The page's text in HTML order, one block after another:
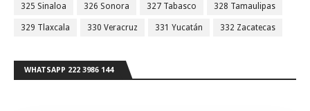
325 Sinaloa 326 Sonora 327 Tabasco 328 Tamaulipas
329 Tlaxcala 330 Veracruz 331 Yucatán 332 Zacatecas
WHATSAPP 222 3986 144